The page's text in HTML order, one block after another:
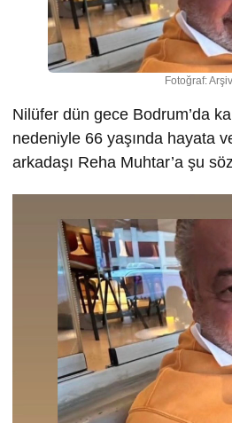
Fotoğraf: Arşiv
Nilüfer dün gece Bodrum’da
nedeniyle 66 yaşında hayata
arkadaşı Reha Muhtar’a şu
oynatıcı